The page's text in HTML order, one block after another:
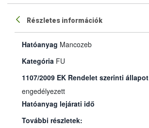
Részletes információk
Hatóanyag Mancozeb
Kategória FU
1107/2009 EK Rendelet szerinti állapot
engedélyezett
Hatóanyag lejárati idő
További részletek: